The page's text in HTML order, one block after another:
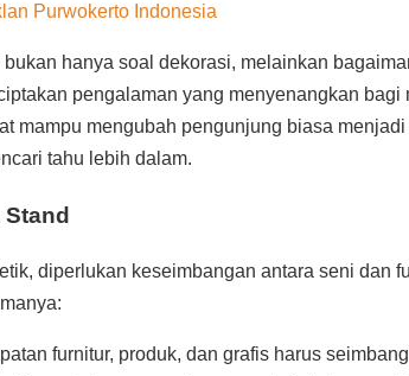
Purwokerto Indonesia
hanya soal dekorasi, melainkan
pengalaman yang menyenangkan bagi
mampu mengubah pengunjung biasa menjadi
tahu lebih dalam.
diperlukan keseimbangan antara seni dan
furnitur, produk, dan grafis harus